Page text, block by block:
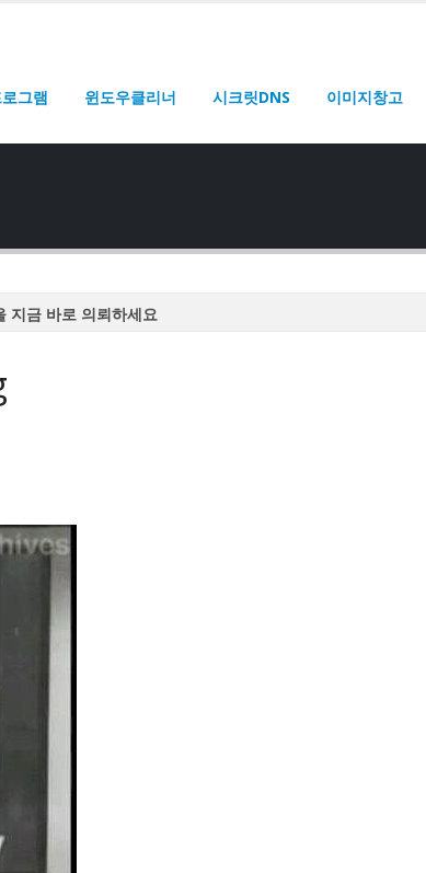
그램 윈도우클리너 시크릿DNS 이미지창고
지금 바로 의뢰하세요
금 바로 의뢰하세요
지금 바로 의뢰하세요